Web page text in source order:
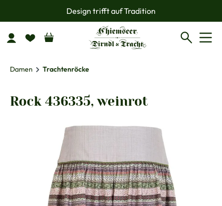
Zum Hauptinhalt springenDesign trifft auf Tradition
Damen Trachtenröcke
Rock 436335, weinrot